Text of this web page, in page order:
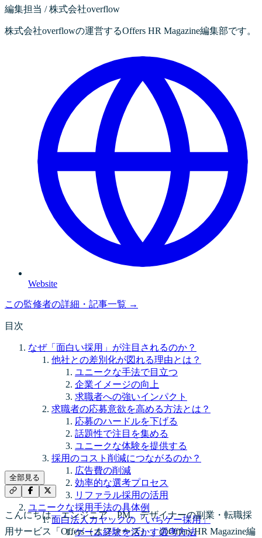
編集担当 / 株式会社overflow
株式会社overflowの運営するOffers HR Magazine編集部です。
Website
この監修者の詳細・記事一覧 →
目次
なぜ「面白い採用」が注目されるのか？
他社との差別化が図れる理由とは？
ユニークな手法で目立つ
企業イメージの向上
求職者への強いインパクト
求職者の応募意欲を高める方法とは？
応募のハードルを下げる
話題性で注目を集める
ユニークな体験を提供する
採用のコスト削減につながるのか？
広告費の削減
効率的な選考プロセス
リファラル採用の活用
ユニークな採用手法の具体例
面白法人カヤックの「いちゲー採用」
ゲーム経験を活かす選考方法
全部見る
こんにちは。エンジニア、PM、デザイナーの副業・転職採
用サービス「Offers（オファーズ）」のOffers HR Magazine編